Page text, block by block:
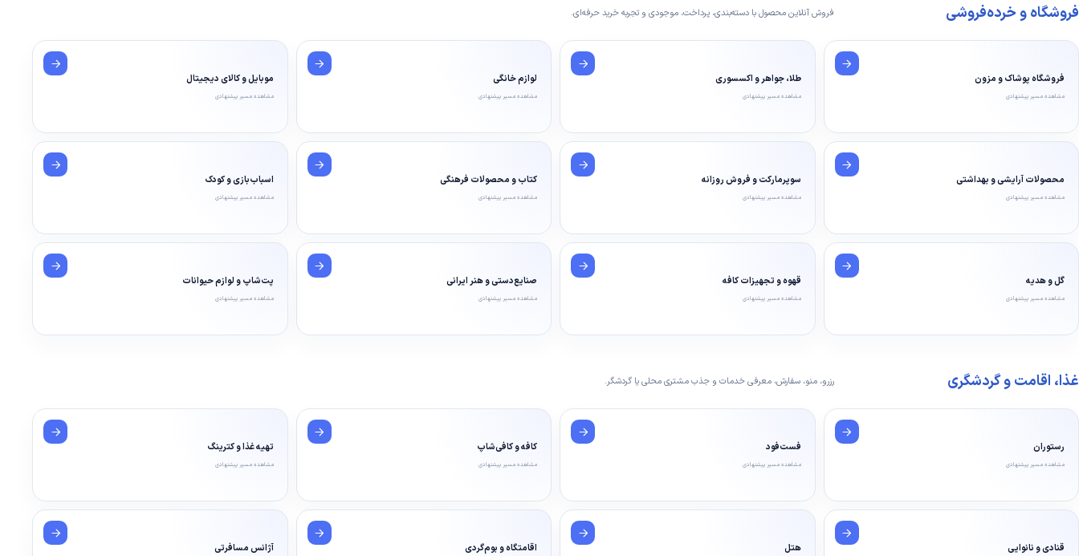
فروشگاه و خرده‌فروشی فروش آنلاین محصول با دسته‌بندی، پرداخت، موجودی و تجربه خرید حرفه‌ای.
فروشگاه پوشاک و مزون
مشاهده مسیر پیشنهادی
طلا، جواهر و اکسسوری
مشاهده مسیر پیشنهادی
لوازم خانگی
مشاهده مسیر پیشنهادی
موبایل و کالای دیجیتال
مشاهده مسیر پیشنهادی
محصولات آرایشی و بهداشتی
مشاهده مسیر پیشنهادی
سوپرمارکت و فروش روزانه
مشاهده مسیر پیشنهادی
کتاب و محصولات فرهنگی
مشاهده مسیر پیشنهادی
اسباب‌بازی و کودک
مشاهده مسیر پیشنهادی
گل و هدیه
مشاهده مسیر پیشنهادی
قهوه و تجهیزات کافه
مشاهده مسیر پیشنهادی
صنایع‌دستی و هنر ایرانی
مشاهده مسیر پیشنهادی
پت‌شاپ و لوازم حیوانات
مشاهده مسیر پیشنهادی
غذا، اقامت و گردشگری رزرو، منو، سفارش، معرفی خدمات و جذب مشتری محلی یا گردشگر.
رستوران
مشاهده مسیر پیشنهادی
فست‌فود
مشاهده مسیر پیشنهادی
کافه و کافی‌شاپ
مشاهده مسیر پیشنهادی
تهیه غذا و کترینگ
مشاهده مسیر پیشنهادی
قنادی و نانوایی هتل اقامتگاه و بوم‌گردی آژانس مسافرتی